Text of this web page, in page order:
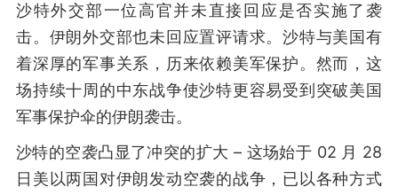
沙特外交部一位高官并未直接回应是否实施了袭
击。伊朗外交部也未回应置评请求。沙特与美国有
着深厚的军事关系，历来依赖美军保护。然而，这
场持续十周的中东战争使沙特更容易受到突破美国
军事保护伞的伊朗袭击。
沙特的空袭凸显了冲突的扩大 – 这场始于 02 月 28
日美以两国对伊朗发动空袭的战争，已以各种方式